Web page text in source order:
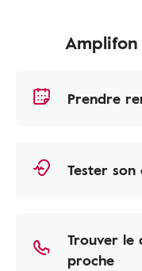
Prendre
Tester
Trouver le
proche